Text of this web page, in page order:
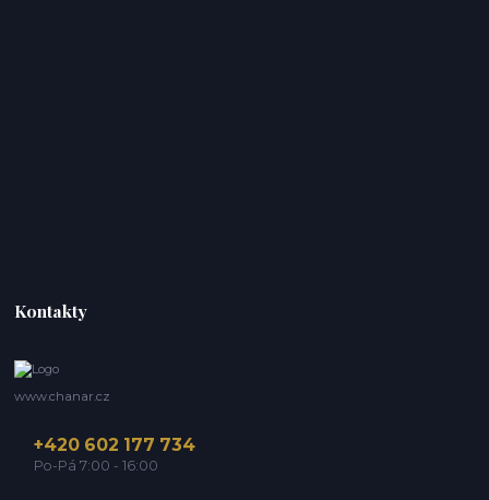
Kontakty
www.chanar.cz
+420 602 177 734
Po-Pá 7:00 - 16:00